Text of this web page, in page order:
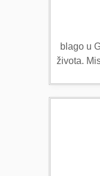
blago u
života.